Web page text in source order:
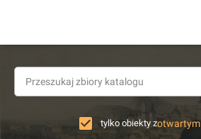
tylko obiekty z